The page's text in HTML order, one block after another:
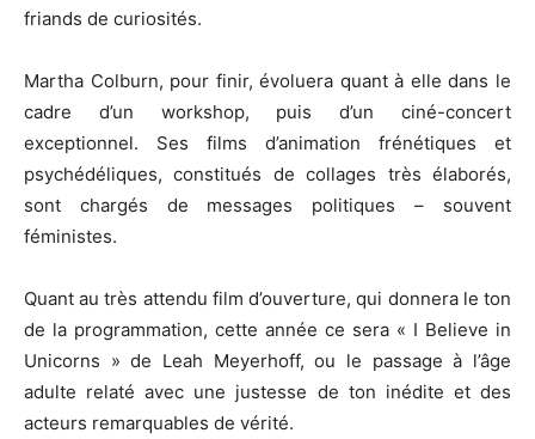
friands de curiosités.
Martha Colburn, pour finir, évoluera quant à elle dans le
cadre d’un workshop, puis d’un ciné-concert
exceptionnel. Ses films d’animation frénétiques et
psychédéliques, constitués de collages très élaborés,
sont chargés de messages politiques – souvent
féministes.
Quant au très attendu film d’ouverture, qui donnera le ton
de la programmation, cette année ce sera « I Believe in
Unicorns » de Leah Meyerhoff, ou le passage à l’âge
adulte relaté avec une justesse de ton inédite et des
acteurs remarquables de vérité.